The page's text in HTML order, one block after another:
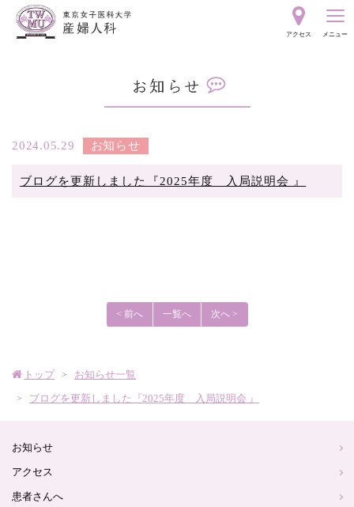
東
子
医
産
婦
人
科
アクセス メニュー
知
せ
2024.05.29 お知らせ
ブログを更新しました『2025年度 入局説明会 』
< 前へ 一覧へ 次へ >
トップ
お知らせ一覧
ブログを更新しました『2025年度 入局説明会 』
お知らせ
アクセス
患者さんへ